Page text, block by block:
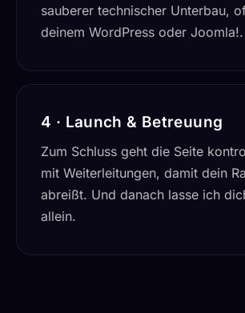
sauberer technischer Unterbau,
deinem WordPress oder Joomla!.
4 · Launch & Betreuung
Zum Schluss geht die Seite
mit Weiterleitungen, damit dein
abreißt. Und danach lasse ich
allein.